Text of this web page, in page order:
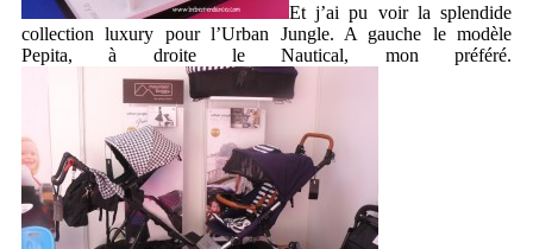
Et j’ai pu voir la splendide
collection luxury pour l’Urban Jungle. A gauche le modèle
Pepita, à droite le Nautical, mon préféré.